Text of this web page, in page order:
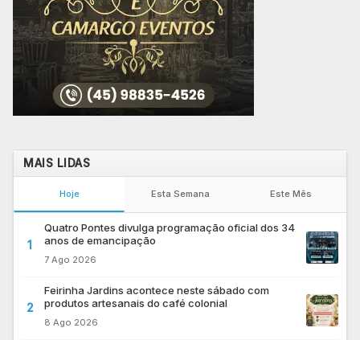
MAIS LIDAS
Hoje Esta Semana Este Mês
1
Quatro Pontes divulga programação oficial dos 34
anos de emancipação
7 Ago 2026
2
Feirinha Jardins acontece neste sábado com
produtos artesanais do café colonial
8 Ago 2026